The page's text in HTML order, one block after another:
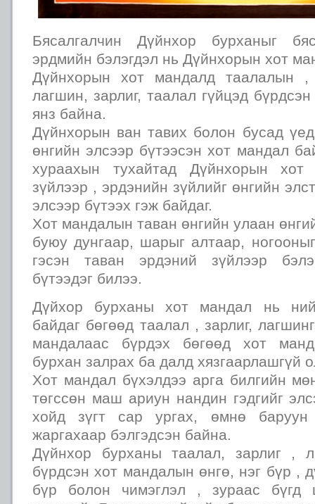
Бясалгалчин Дүйнхор бурханыг
эрдмийн бэлэгдэл нь Дүйнхорын хот
Дүйнхорын хот мандалд таалалын ,
лагшин, зарлиг, таалал гүйцэд
янз байна.
Дүйнхорын ван тавих болон бусад
өнгийн элсээр бүтээсэн хот мандал
хураахын тухайтад Дүйнхорын хот
зүйлээр , эрдэнийн зүйлийг өнгийн
элсээр бүтээх гэж байдаг.
Хот мандалын таван өнгийн улаан
буюу дунгаар, шарыг алтаар,
гэсэн таван эрдэний зүйлээр
бүтээдэг билээ.
Дүйхор бурханы хот мандал нь
байдаг бөгөөд таалал , зарлиг,
мандалаас бүрдэх бөгөөд хот
бурхан залрах ба далд хязгаарлашгүй
Хот мандал бүхэлдээ арга билгийн
төгссөн маш ариун нандин гэдгийг
хойд зүгт сар ургах, өмнө баруун
жаргахаар бэлгэдсэн байна.
Дүйнхор бурханы таалал, зарлиг ,
бүрдсэн хот мандалын өнгө, нэг бүр ,
бүр болон чимэглэл , зураас бүгд